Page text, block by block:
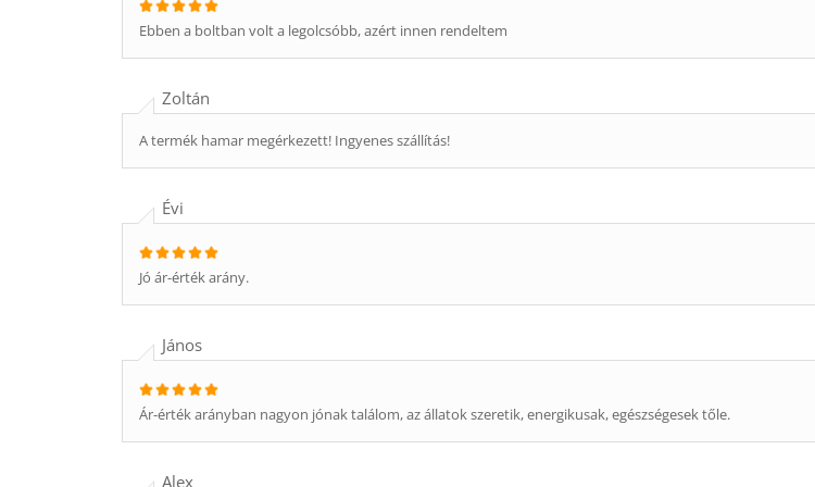
Ebben a boltban volt a legolcsóbb, azért innen rendeltem
Zoltán
A termék hamar megérkezett! Ingyenes szállítás!
Évi
Jó ár-érték arány.
János
Ár-érték arányban nagyon jónak találom, az állatok szeretik, energikusak, egészségesek tőle.
Alex